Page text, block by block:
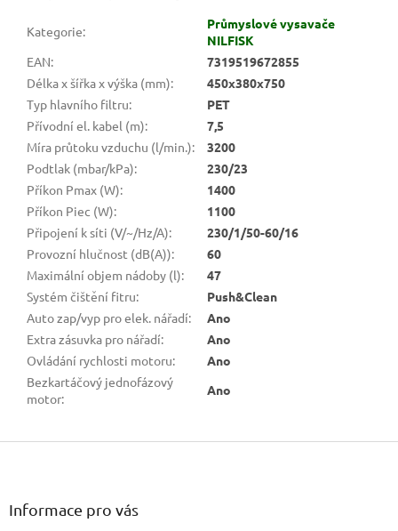
Kategorie:
Průmyslové vysavače
NILFISK
EAN:
7319519672855
Délka x šířka x výška (mm):
450x380x750
Typ hlavního filtru:
PET
Přívodní el. kabel (m):
7,5
Míra průtoku vzduchu (l/min.):
3200
Podtlak (mbar/kPa):
230/23
Příkon Pmax (W):
1400
Příkon Piec (W):
1100
Připojení k síti (V/~/Hz/A):
230/1/50-60/16
Provozní hlučnost (dB(A)):
60
Maximální objem nádoby (l):
47
Systém čištění fitru:
Push&Clean
Auto zap/vyp pro elek. nářadí:
Ano
Extra zásuvka pro nářadí:
Ano
Ovládání rychlosti motoru:
Ano
Bezkartáčový jednofázový
motor:
Ano
Z
Informace pro vás